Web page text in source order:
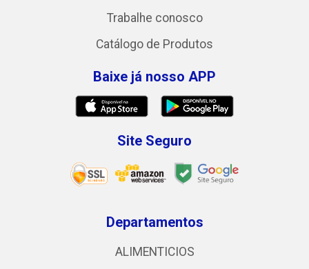
Trabalhe conosco
Catálogo de Produtos
Baixe já nosso APP
Site Seguro
Departamentos
ALIMENTICIOS